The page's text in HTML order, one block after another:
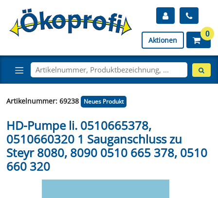
Aktionen
0
Artikelnummer: 69238 Neues Produkt
HD-Pumpe li. 0510665378,
0510660320 1 Sauganschluss zu
Steyr 8080, 8090 0510 665 378, 0510
660 320